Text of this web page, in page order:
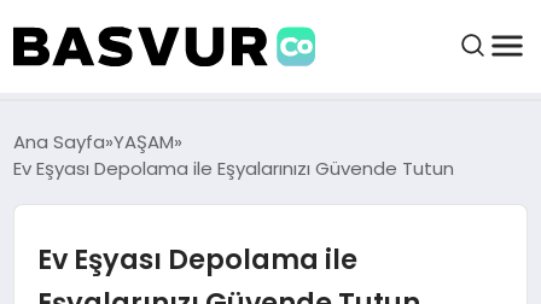
BAŞVURULAR
BAYILIKLER
HABERLER
Ana Sayfa YAŞAM
Ev Eşyası Depolama ile Eşyalarınızı Güvende Tutun
Ev Eşyası Depolama ile